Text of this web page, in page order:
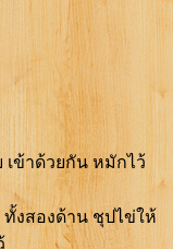
เข้าด้วยกัน หมักไว้
งสองด้าน ชุปไข่ให้